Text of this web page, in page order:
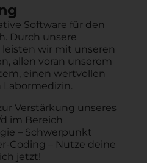
Software für den
Durch unsere
wir mit unseren
allen voran unserem
einen wertvollen
Verstärkung unseres
im Bereich
– Schwerpunkt
Coding – Nutze deine
jetzt!